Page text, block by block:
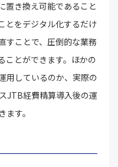
置き換え可能であること
とをデジタル化するだけ
すことで、圧倒的な業務
ことができます。ほかの
用しているのか、実際の
JTB経費精算導入後の運
す。